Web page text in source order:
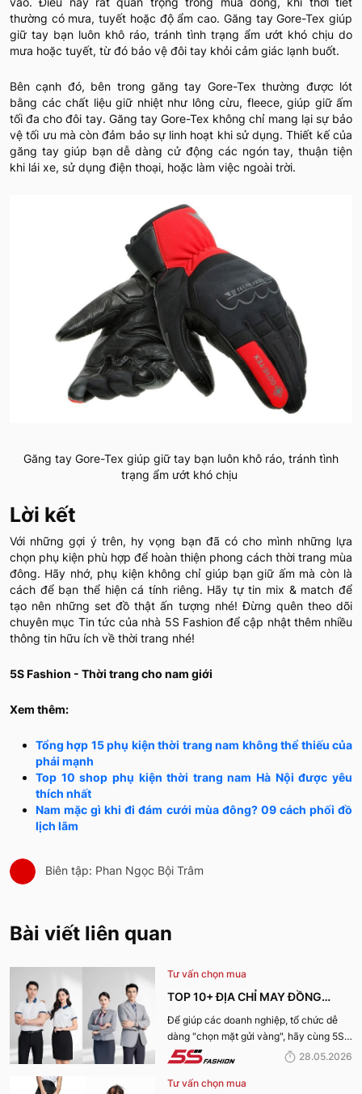
thường có mưa, tuyết hoặc độ ẩm cao. Găng tay Gore-Tex giúp
giữ tay bạn luôn khô ráo, tránh tình trạng ẩm ướt khó chịu do
mưa hoặc tuyết, từ đó bảo vệ đôi tay khỏi cảm giác lạnh buốt.
Bên cạnh đó, bên trong găng tay Gore-Tex thường được lót
bằng các chất liệu giữ nhiệt như lông cừu, fleece, giúp giữ ấm
tối đa cho đôi tay. Găng tay Gore-Tex không chỉ mang lại sự bảo
vệ tối ưu mà còn đảm bảo sự linh hoạt khi sử dụng. Thiết kế của
găng tay giúp bạn dễ dàng cử động các ngón tay, thuận tiện
khi lái xe, sử dụng điện thoại, hoặc làm việc ngoài trời.
Găng tay Gore-Tex giúp giữ tay bạn luôn khô ráo, tránh tình
trạng ẩm ướt khó chịu
Lời kết
Với những gợi ý trên, hy vọng bạn đã có cho mình những lựa
chọn phụ kiện phù hợp để hoàn thiện phong cách thời trang mùa
đông. Hãy nhớ, phụ kiện không chỉ giúp bạn giữ ấm mà còn là
cách để bạn thể hiện cá tính riêng. Hãy tự tin mix & match để
tạo nên những set đồ thật ấn tượng nhé! Đừng quên theo dõi
chuyên mục Tin tức của nhà 5S Fashion để cập nhật thêm nhiều
thông tin hữu ích về thời trang nhé!
5S Fashion - Thời trang cho nam giới
Xem thêm:
Tổng hợp 15 phụ kiện thời trang nam không thể thiếu của
phái mạnh
Top 10 shop phụ kiện thời trang nam Hà Nội được yêu
thích nhất
Nam mặc gì khi đi đám cưới mùa đông? 09 cách phối đồ
lịch lãm
Biên tập: Phan Ngọc Bội Trâm
Bài viết liên quan
Tư vấn chọn mua
TOP 10+ ĐỊA CHỈ MAY ĐỒNG
PHỤC CÔNG TY ĐẸP, UY TÍN
NHẤT HIỆN NAY
Để giúp các doanh nghiệp, tổ chức dễ
dàng "chọn mặt gửi vàng", hãy cùng 5S
Fashion tìm hiểu những địa chỉ may đồng
được nhiều đánh giá tích cực nhất hiện
28.05.2026
Tư vấn chọn mua